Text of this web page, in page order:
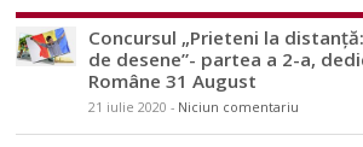
Concursul „Prieteni la
de desene”- partea a 2-a,
Române 31 August
21 iulie 2020 - Niciun comentariu